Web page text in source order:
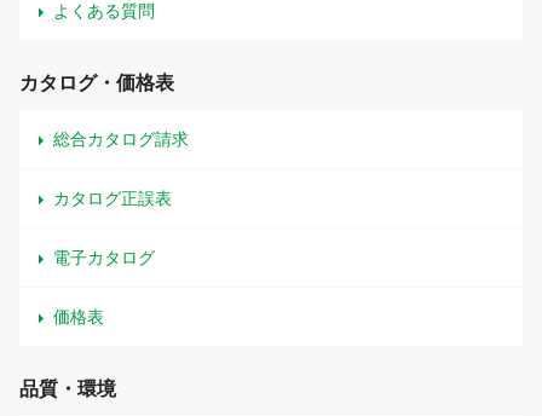
よくある質問
カタログ・価格表
総合カタログ請求
カタログ正誤表
電子カタログ
価格表
品質・環境